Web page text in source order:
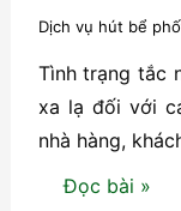
giữa
báo
giá
và”
Dịch vụ hút bể
Tình trạng tắc
xa lạ đối với
nhà hàng,
Hút
Đọc bài »